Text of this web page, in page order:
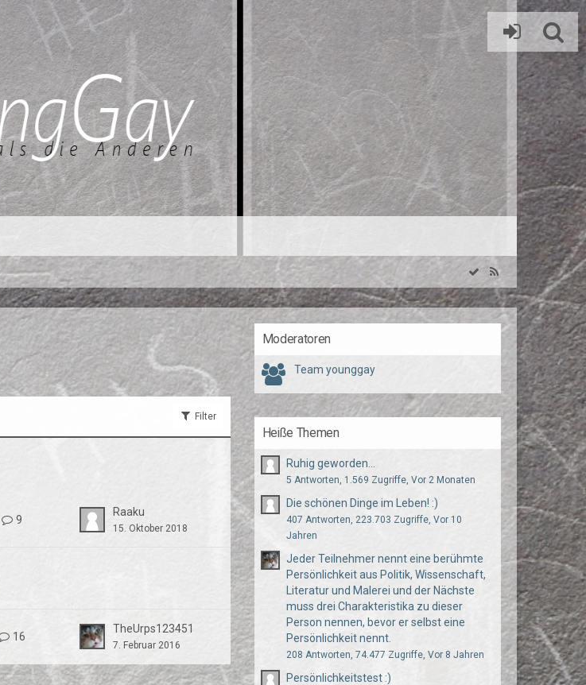
Filter
9
Raaku
15. Oktober 2018
16
TheUrps123451
7. Februar 2016
Moderatoren
Team younggay
Heiße Themen
Ruhig geworden...
5 Antworten, 1.569 Zugriffe, Vor 2 Monaten
Die schönen Dinge im Leben! :)
407 Antworten, 223.703 Zugriffe, Vor 10
Jahren
Jeder Teilnehmer nennt eine berühmte
Persönlichkeit aus Politik, Wissenschaft,
Literatur und Malerei und der Nächste
muss drei Charakteristika zu dieser
Person nennen, bevor er selbst eine
Persönlichkeit nennt.
208 Antworten, 74.477 Zugriffe, Vor 8 Jahren
Persönlichkeitstest :)